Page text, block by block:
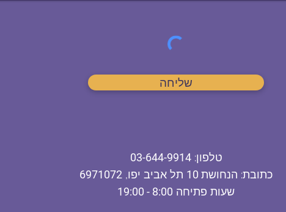
טלפון:
03-644-9914
כתובת: הנחושת תל אביב יפו, 6971072
שעות פתיחה 8:00 - 19:00
שליחה